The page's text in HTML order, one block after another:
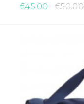
€45.00
€50.00